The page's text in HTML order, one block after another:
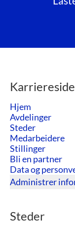
Karriereside
Hjem
Avdelinger
Steder
Medarbeidere
Stillinger
Bli en partner
Data og
Administrer
Steder